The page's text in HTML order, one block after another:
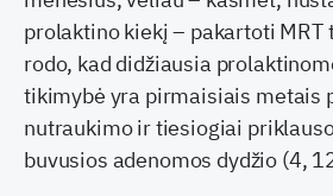
prolaktino kiekį – pakartoti MRT
rodo, kad didžiausia
tikimybė yra pirmaisiais metais
nutraukimo ir tiesiogiai
buvusios adenomos dydžio (4,